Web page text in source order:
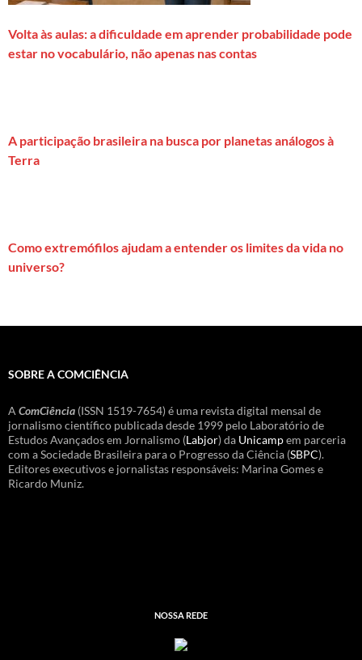
Volta às aulas: a dificuldade em aprender probabilidade pode
estar no vocabulário, não apenas nas contas
A participação brasileira na busca por planetas análogos à
Terra
Como extremófilos ajudam a entender os limites da vida no
universo?
SOBRE A COMCIÊNCIA
A ComCiência (ISSN 1519-7654) é uma revista digital mensal de
jornalismo científico publicada desde 1999 pelo Laboratório de
Estudos Avançados em Jornalismo (Labjor) da Unicampem parceria
com a Sociedade Brasileira para o Progresso da Ciência (SBPC).
Editores executivos e jornalistas responsáveis: Marina Gomes e
Ricardo Muniz.
NOSSA REDE